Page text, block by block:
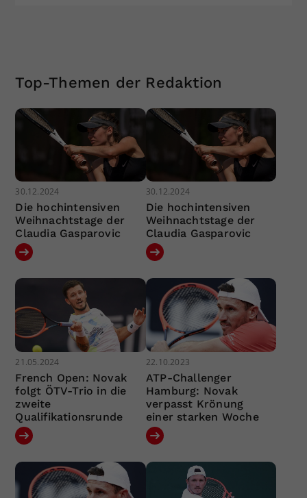
Top-Themen der Redaktion
30.12.2024
Die hochintensiven
Weihnachtstage der
Claudia Gasparovic
30.12.2024
Die hochintensiven
Weihnachtstage der
Claudia Gasparovic
21.05.2024
French Open: Novak
folgt ÖTV-Trio in die
zweite
Qualifikationsrunde
22.10.2023
ATP-Challenger
Hamburg: Novak
verpasst Krönung
einer starken Woche